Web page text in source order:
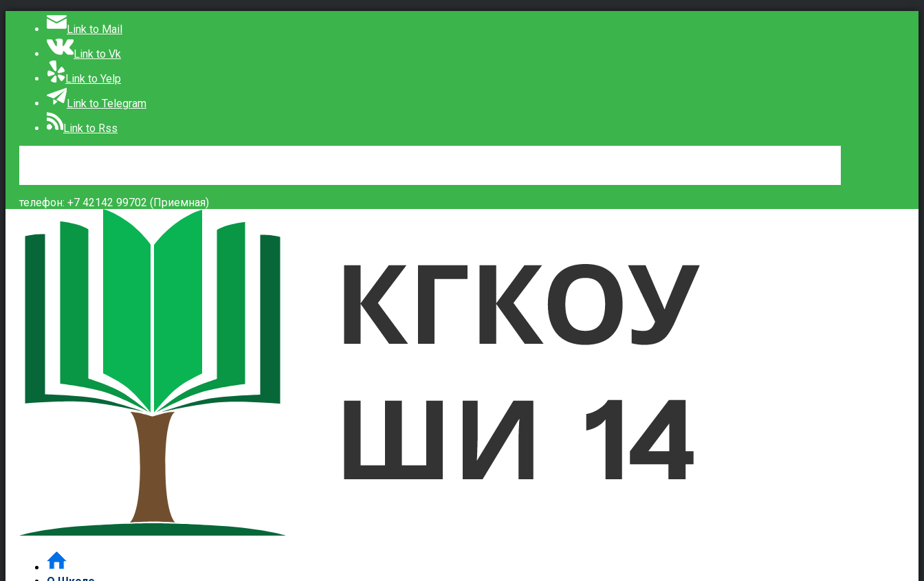
Link to Mail
Link to Vk
Link to Yelp
Link to Telegram
Link to Rss
телефон: +7 42142 99702 (Приемная)